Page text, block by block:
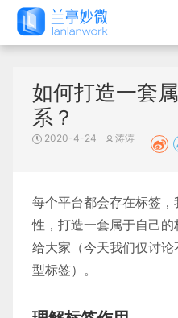
如何打造一套
系？
2020-4-24 涛涛
每个平台都会存在标签
性，打造一套属于自己
给大家（今天我们仅讨
型标签）。